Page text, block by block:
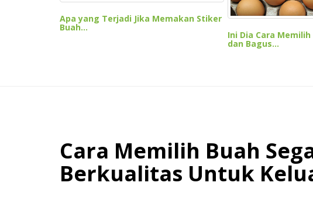
Apa yang Terjadi Jika Memakan Stiker
Buah...
Ini Dia Cara
dan Bagus...
Cara Memilih Buah
Berkualitas Untuk